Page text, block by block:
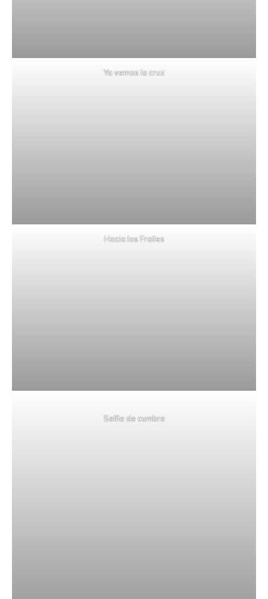
Ya vemos la cruz
Hacia los Frailes
Selfie de cumbre